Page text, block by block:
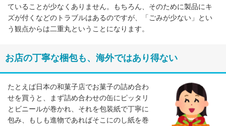
ていることが少なくありません。もちろん、そのために製品にキ
ズが付くなどのトラブルはあるのですが、「ごみが少ない」とい
う観点からは二重丸ということになります。
お店の丁寧な梱包も、海外ではあり得ない
たとえば日本の和菓子店でお菓子の詰め合わ
せを買うと、まず詰め合わせの缶にピッタリ
とビニールが巻かれ、それを包装紙で丁寧に
包み、もしも進物であればそこにのし紙を巻